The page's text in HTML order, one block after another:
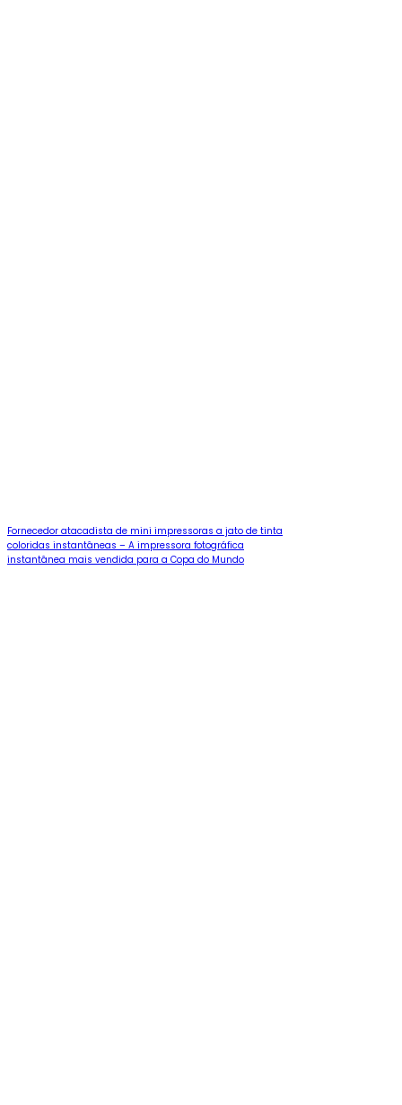
Fornecedor atacadista de mini impressoras a jato de tinta
coloridas instantâneas – A impressora fotográfica
instantânea mais vendida para a Copa do Mundo